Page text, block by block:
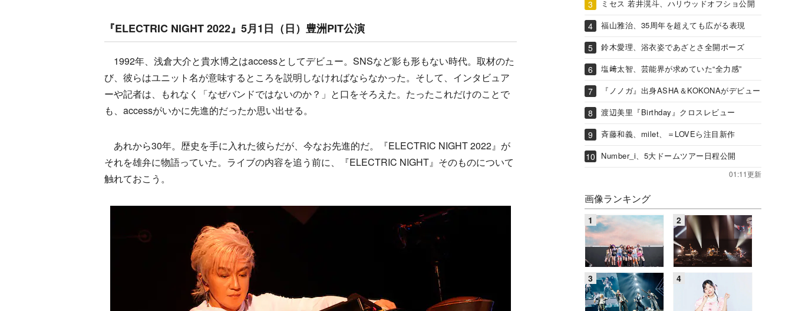
『ELECTRIC NIGHT 2022』5月1日（日）豊洲PIT公演
1992年、浅倉大介と貴水博之はaccessとしてデビュー。SNSなど影も形もない時代。取材のた
び、彼らはユニット名が意味するところを説明しなければならなかった。そして、インタビュア
ーや記者は、もれなく「なぜバンドではないのか？」と口をそろえた。たったこれだけのことで
も、accessがいかに先進的だったか思い出せる。
あれから30年。歴史を手に入れた彼らだが、今なお先進的だ。『ELECTRIC NIGHT 2022』が
それを雄弁に物語っていた。ライブの内容を追う前に、『ELECTRIC NIGHT』そのものについて
触れておこう。
ミセス 若井滉斗、ハリウッドオフショ公開
福山雅治、35周年を超えても広がる表現
鈴木愛理、浴衣姿であざとさ全開ポーズ
塩﨑太智、芸能界が求めていた“全力感”
『ノノガ』出身ASHA＆KOKONAがデビュー
渡辺美里『Birthday』クロスレビュー
斉藤和義、milet、＝LOVEら注目新作
Number_i、5大ドームツアー日程公開
01:11更新
画像ランキング